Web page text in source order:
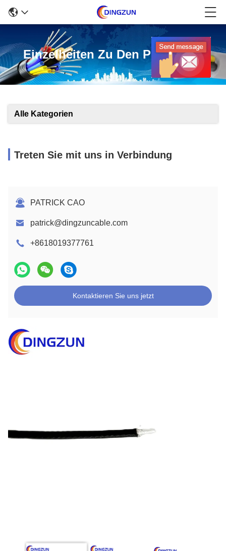
Einzelheiten Zu Den Produkten
Alle Kategorien
Treten Sie mit uns in Verbindung
PATRICK CAO
patrick@dingzuncable.com
+8618019377761
Kontaktieren Sie uns jetzt